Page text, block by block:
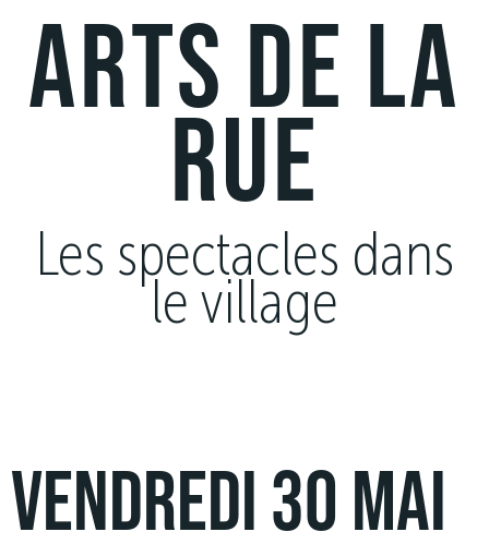
ARTS DE LA
RUE
Les spectacles dans
le village
VENDREDI 30 mai